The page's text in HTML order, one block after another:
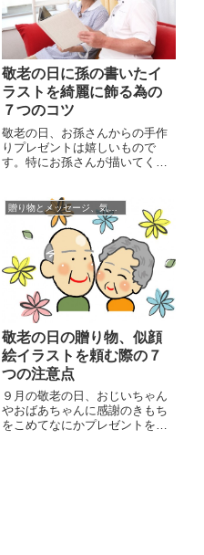
外多いもの。愛する家族からの
敬老の日プレゼントは嬉しいも
のです。普...
敬老の日に孫の書いたイ
ラストを綺麗に飾る為の
７つのコツ
敬老の日、お孫さんからの手作
りプレゼントは嬉しいもので
す。特にお孫さんが描いてくれ
お部屋の中に可愛らしく飾っ
て、日々眺めたいものですね。
とは言っても、飾り付けのアイ
ディアは意外に浮かびにくく、
つい普通に貼り付けるだけにな
ってしまいがちです。せっかく
描いてくれたお孫...
敬老の日の贈り物、似顔
絵イラストを頼む際の７
つの注意点
９月の敬老の日、おじいちゃん
やおばあちゃんに感謝のきもち
をこめてなにかプレゼントをし